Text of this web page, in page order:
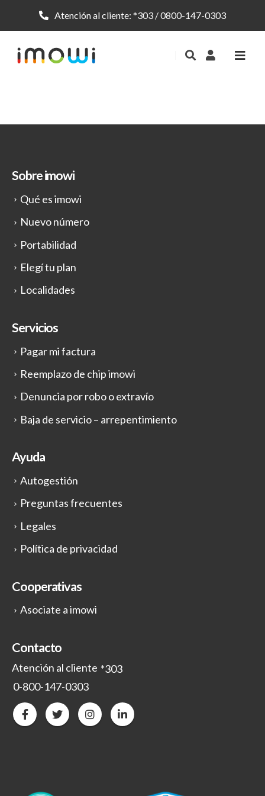
Atención al cliente: *303 /0800-147-0303
Sobre imowi
Qué es imowi
Nuevo número
Portabilidad
Elegí tu plan
Localidades
Servicios
Pagar mi factura
Reemplazo de chip imowi
Denuncia por robo o extravío
Baja de servicio – arrepentimiento
Ayuda
Autogestión
Preguntas frecuentes
Legales
Política de privacidad
Cooperativas
Asociate a imowi
Contacto
Atención al cliente *303
0-800-147-0303